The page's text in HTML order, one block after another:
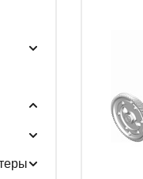
ГЕНЕРАТОРНЫЕ
ЗАПАСНЫЕ ЧАСТИ